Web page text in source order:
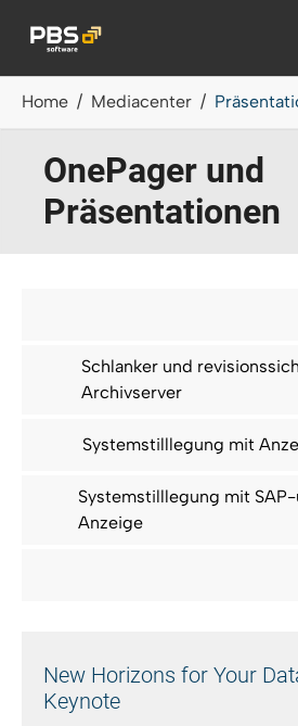
Home Mediacenter
OnePager und
Präsentationen
Schlanker und
Archivserver
Systemstilllegung mit
Systemstilllegung mit
Anzeige
New Horizons for Your
Keynote